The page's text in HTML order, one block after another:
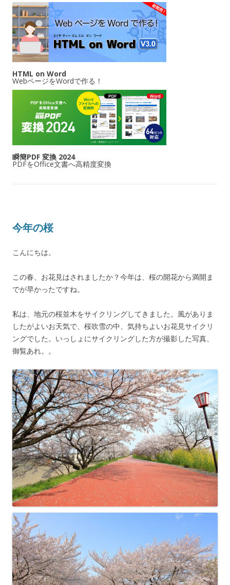
HTML on Word
WebページをWordで作る！
瞬簡PDF 変換 2024
PDFをOffice文書へ高精度変換
今年の桜
こんにちは。
この春、お花見はされましたか？今年は、桜の開花から満開ま
でが早かったですね。
私は、地元の桜並木をサイクリングしてきました。風がありま
したがよいお天気で、桜吹雪の中、気持ちよいお花見サイクリ
ングでした。いっしょにサイクリングした方が撮影した写真、
御覧あれ。。